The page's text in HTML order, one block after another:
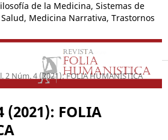
de la Medicina, Sistemas de
Medicina Narrativa, Trastornos
2 Núm. 4 (2021): FOLIA HUMANÍSTICA
(2021): FOLIA